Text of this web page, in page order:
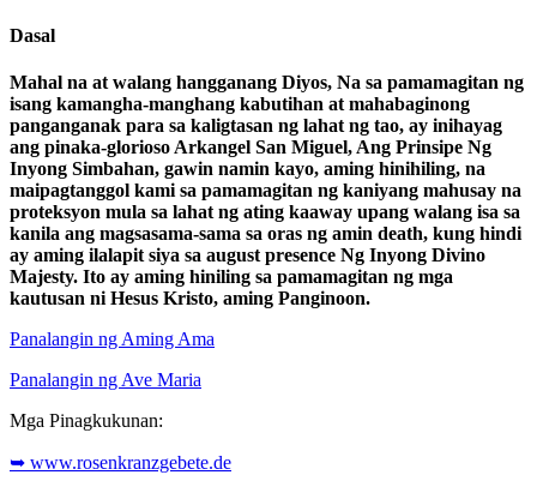
Dasal
Mahal na at walang hangganang Diyos, Na sa pamamagitan ng
isang kamangha-manghang kabutihan at mahabaginong
panganganak para sa kaligtasan ng lahat ng tao, ay inihayag
ang pinaka-glorioso Arkangel San Miguel, Ang Prinsipe Ng
Inyong Simbahan, gawin namin kayo, aming hinihiling, na
maipagtanggol kami sa pamamagitan ng kaniyang mahusay na
proteksyon mula sa lahat ng ating kaaway upang walang isa sa
kanila ang magsasama-sama sa oras ng amin death, kung hindi
ay aming ilalapit siya sa august presence Ng Inyong Divino
Majesty. Ito ay aming hiniling sa pamamagitan ng mga
kautusan ni Hesus Kristo, aming Panginoon.
Panalangin ng Aming Ama
Panalangin ng Ave Maria
Mga Pinagkukunan:
➥ www.rosenkranzgebete.de